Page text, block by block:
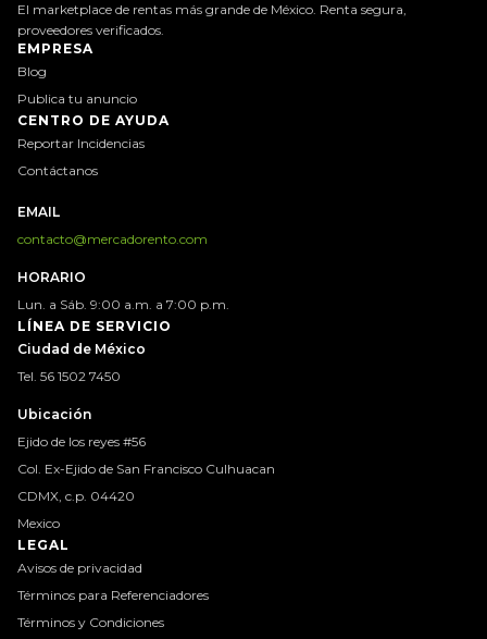
El marketplace de rentas más grande de México. Renta segura,
proveedores verificados.
EMPRESA
Blog
Publica tu anuncio
CENTRO DE AYUDA
Reportar Incidencias
Contáctanos
EMAIL
contacto@mercadorento.com
HORARIO
Lun. a Sáb. 9:00 a.m. a 7:00 p.m.
LÍNEA DE SERVICIO
Ciudad de México
Tel. 56 1502 7450
Ubicación
Ejido de los reyes #56
Col. Ex-Ejido de San Francisco Culhuacan
CDMX, c.p. 04420
Mexico
LEGAL
Avisos de privacidad
Términos para Referenciadores
Términos y Condiciones